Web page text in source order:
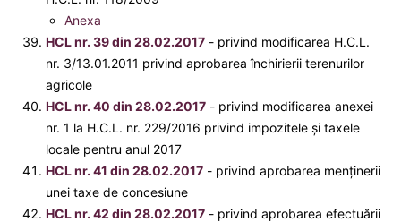
Anexa
HCL nr. 39 din 28.02.2017 - privind modificarea H.C.L.
nr. 3/13.01.2011 privind aprobarea închirierii terenurilor
agricole
HCL nr. 40 din 28.02.2017 - privind modificarea anexei
nr. 1 la H.C.L. nr. 229/2016 privind impozitele şi taxele
locale pentru anul 2017
HCL nr. 41 din 28.02.2017 - privind aprobarea menţinerii
unei taxe de concesiune
HCL nr. 42 din 28.02.2017 - privind aprobarea efectuării